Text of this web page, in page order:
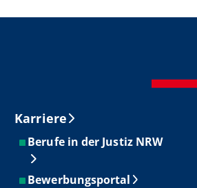
Karriere
Berufe in der Justiz NRW
Bewerbungsportal